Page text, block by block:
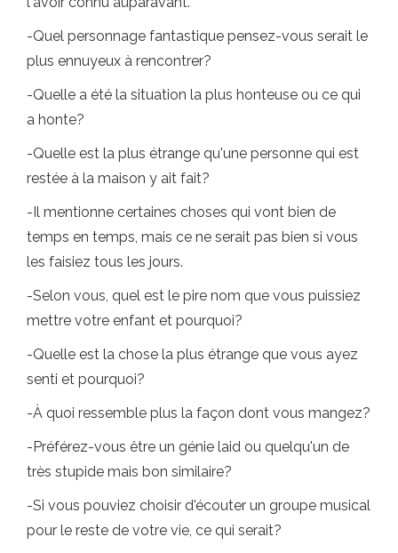
-Quel personnage fantastique pensez-vous serait le
plus ennuyeux à rencontrer?
-Quelle a été la situation la plus honteuse ou ce qui
a honte?
-Quelle est la plus étrange qu'une personne qui est
restée à la maison y ait fait?
-Il mentionne certaines choses qui vont bien de
temps en temps, mais ce ne serait pas bien si vous
les faisiez tous les jours.
-Selon vous, quel est le pire nom que vous puissiez
mettre votre enfant et pourquoi?
-Quelle est la chose la plus étrange que vous ayez
senti et pourquoi?
-À quoi ressemble plus la façon dont vous mangez?
-Préférez-vous être un génie laid ou quelqu'un de
très stupide mais bon similaire?
-Si vous pouviez choisir d'écouter un groupe musical
pour le reste de votre vie, ce qui serait?